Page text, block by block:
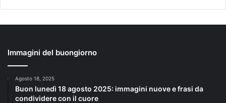
Immagini del buongiorno
Agosto 18, 2025
Buon lunedì 18 agosto 2025: immagini nuove e frasi da
condividere con il cuore